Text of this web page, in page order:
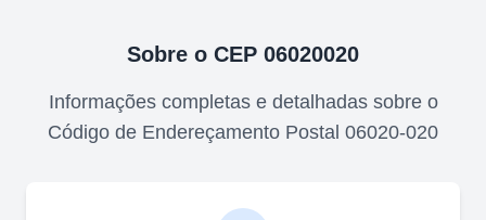
Sobre o CEP 06020020
Informações completas e detalhadas sobre o
Código de Endereçamento Postal 06020-020